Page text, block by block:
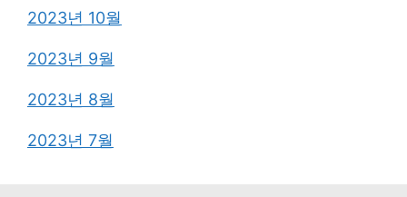
2023년 10월
2023년 9월
2023년 8월
2023년 7월